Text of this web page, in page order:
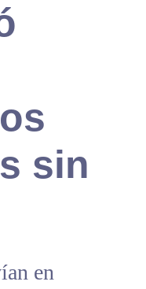
sin
en